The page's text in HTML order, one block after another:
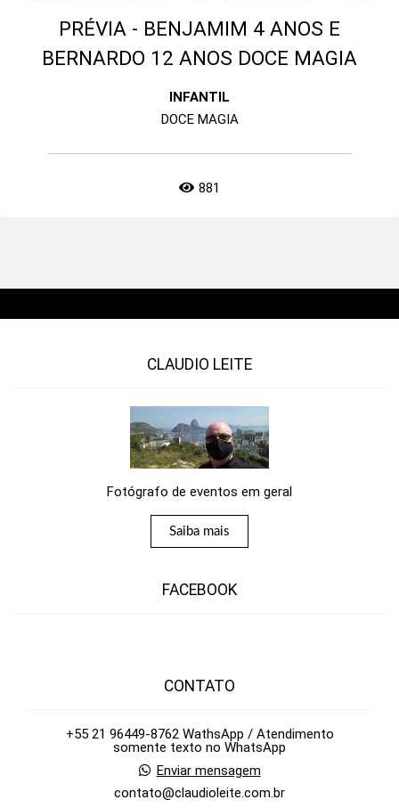
PRÉVIA - BENJAMIM 4 ANOS E
BERNARDO 12 ANOS DOCE MAGIA
INFANTIL
DOCE MAGIA
881
CLAUDIO LEITE
Fotógrafo de eventos em geral
Saiba mais
FACEBOOK
CONTATO
+55 21 96449-8762 WathsApp / Atendimento
somente texto no WhatsApp
Enviar mensagem
contato@claudioleite.com.br